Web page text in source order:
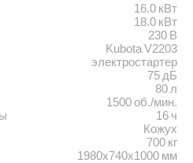
16.0 кВт
18.0 кВт
230 В
Kubota V2203
электростартер
75 дБ
80 л
1500 об./мин.
16 ч
Кожух
700 кг
1980х740х1000 мм